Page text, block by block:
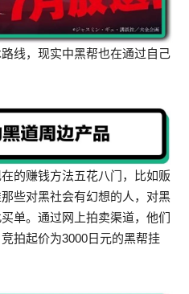
线，现实中黑帮也在通过自己
的赚钱方法五花八门，比如贩
些对黑社会有幻想的人，对黑
单。通过网上拍卖渠道，他们
拍起价为3000日元的黑帮挂